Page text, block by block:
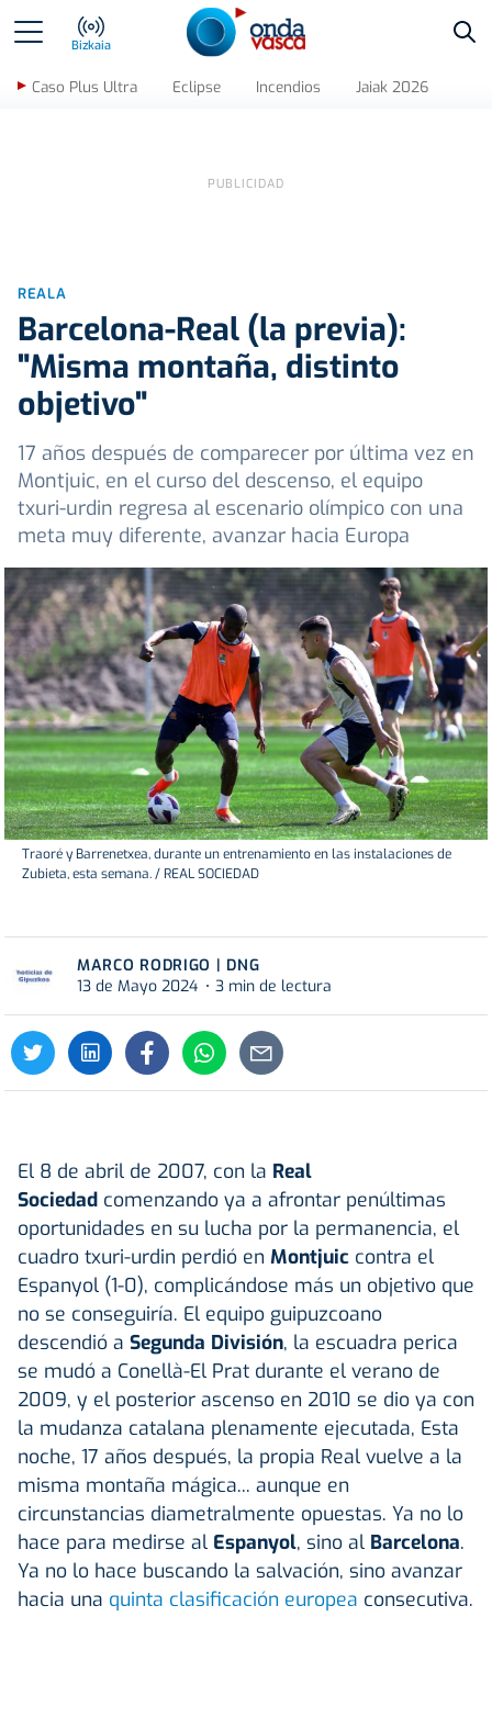
Bizkaia
Caso Plus Ultra Eclipse Incendios Jaiak 2026
REALA
Barcelona-Real (la previa):
"Misma montaña, distinto
objetivo"
17 años después de comparecer por última vez en
Montjuic, en el curso del descenso, el equipo
txuri-urdin regresa al escenario olímpico con una
meta muy diferente, avanzar hacia Europa
Traoré y Barrenetxea, durante un entrenamiento en las instalaciones de
Zubieta, esta semana. / REAL SOCIEDAD
MARCO RODRIGO | DNG
13 de Mayo 2024
3 min de lectura
El 8 de abril de 2007, con la Real
Sociedad comenzando ya a afrontar penúltimas
oportunidades en su lucha por la permanencia, el
cuadro txuri-urdin perdió en Montjuic contra el
Espanyol (1-0), complicándose más un objetivo que
no se conseguiría. El equipo guipuzcoano
descendió a Segunda División, la escuadra perica
se mudó a Conellà-El Prat durante el verano de
2009, y el posterior ascenso en 2010 se dio ya con
la mudanza catalana plenamente ejecutada, Esta
noche, 17 años después, la propia Real vuelve a la
misma montaña mágica... aunque en
circunstancias diametralmente opuestas. Ya no lo
hace para medirse al Espanyol, sino al Barcelona.
Ya no lo hace buscando la salvación, sino avanzar
hacia una quinta clasificación europea consecutiva.